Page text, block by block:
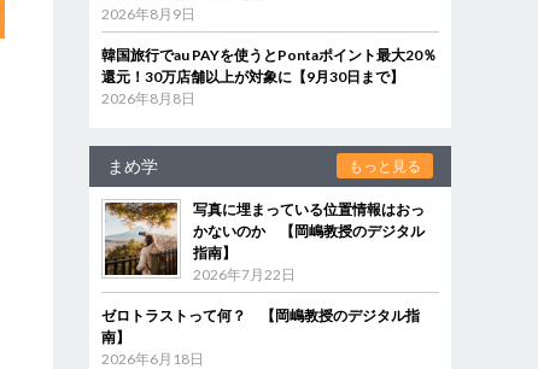
2026年8月9日
韓国旅行でau PAYを使うとPontaポイント最大20％
還元！30万店舗以上が対象に【9月30日まで】
2026年8月8日
まめ学 もっと見る
写真に埋まっている位置情報はおっ
かないのか 【岡嶋教授のデジタル
指南】
2026年7月22日
ゼロトラストって何？ 【岡嶋教授のデジタル指
南】
2026年6月18日